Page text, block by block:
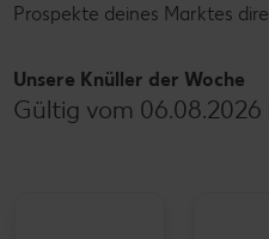
Prospekte deines Marktes
Unsere Knüller der Woche
Gültig vom 06.08.2026